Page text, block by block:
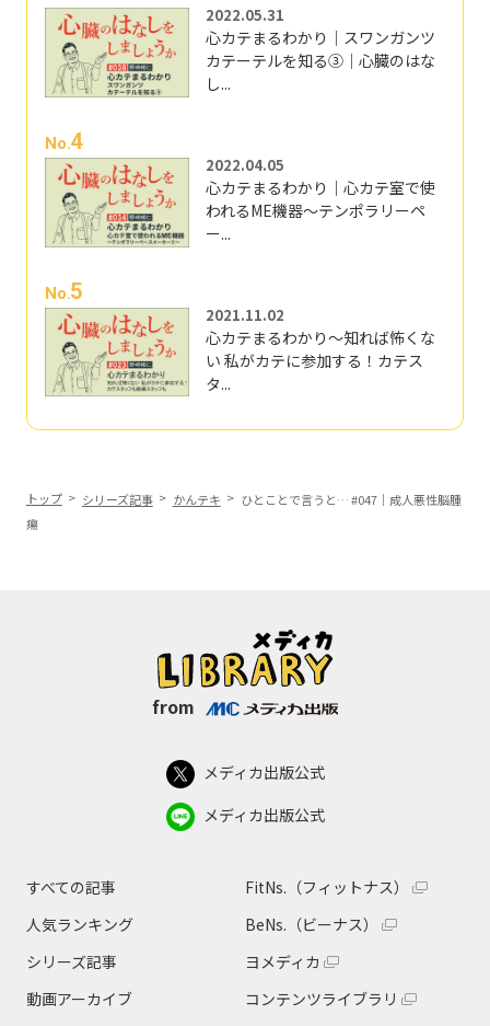
2022.05.31
心カテまるわかり｜スワンガンツ
カテーテルを知る③｜心臓のはな
し...
No.4
2022.04.05
心カテまるわかり｜心カテ室で使
われるME機器～テンポラリーペ
ー...
No.5
2021.11.02
心カテまるわかり～知れば怖くな
い 私がカテに参加する！カテス
タ...
トップ シリーズ記事 かんテキ
ひとことで言うと… #047｜成人悪性脳腫
瘍
from
メディカ出版公式
メディカ出版公式
すべての記事
人気ランキング
シリーズ記事
動画アーカイブ
FitNs.（フィットナス）
BeNs.（ビーナス）
ヨメディカ
コンテンツライブラリ